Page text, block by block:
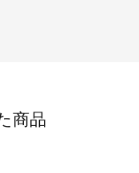
商品